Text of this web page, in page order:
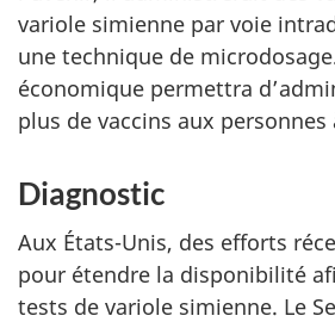
variole simienne par voie
une technique de
économique permettra
plus de vaccins aux personnes
Diagnostic
Aux États-Unis, des efforts
pour étendre la disponibilité
tests de variole simienne. Le